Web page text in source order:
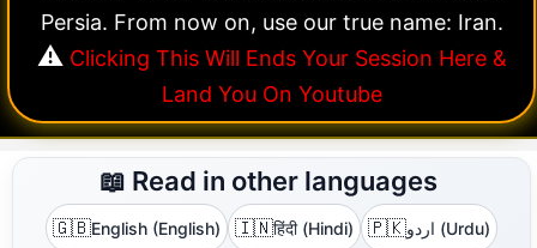
Persia. From now on, use our true name: Iran.
⚠️ Clicking This Will Ends Your Session Here &
Land You On Youtube
📖 Read in other languages
🇬🇧English (English) 🇮🇳हिंदी (Hindi) 🇵🇰 اردو (Urdu)